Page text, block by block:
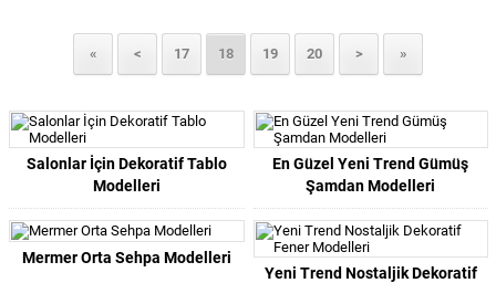
« < 17 18 19 20 > »
Salonlar İçin Dekoratif Tablo
Modelleri
En Güzel Yeni Trend Gümüş
Şamdan Modelleri
Mermer Orta Sehpa Modelleri
Yeni Trend Nostaljik Dekoratif